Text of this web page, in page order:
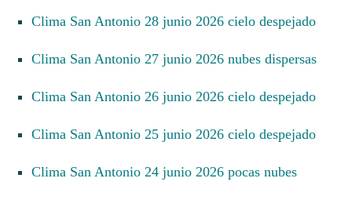
Clima San Antonio 28 junio 2026 cielo despejado
Clima San Antonio 27 junio 2026 nubes dispersas
Clima San Antonio 26 junio 2026 cielo despejado
Clima San Antonio 25 junio 2026 cielo despejado
Clima San Antonio 24 junio 2026 pocas nubes